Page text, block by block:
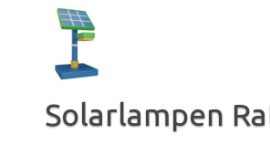
springen
Solarlampen